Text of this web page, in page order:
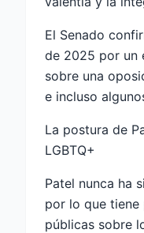
El Senado
de 2025 por un
sobre una
e incluso
La postura de
LGBTQ+
Patel nunca ha
por lo que tiene
públicas sobre